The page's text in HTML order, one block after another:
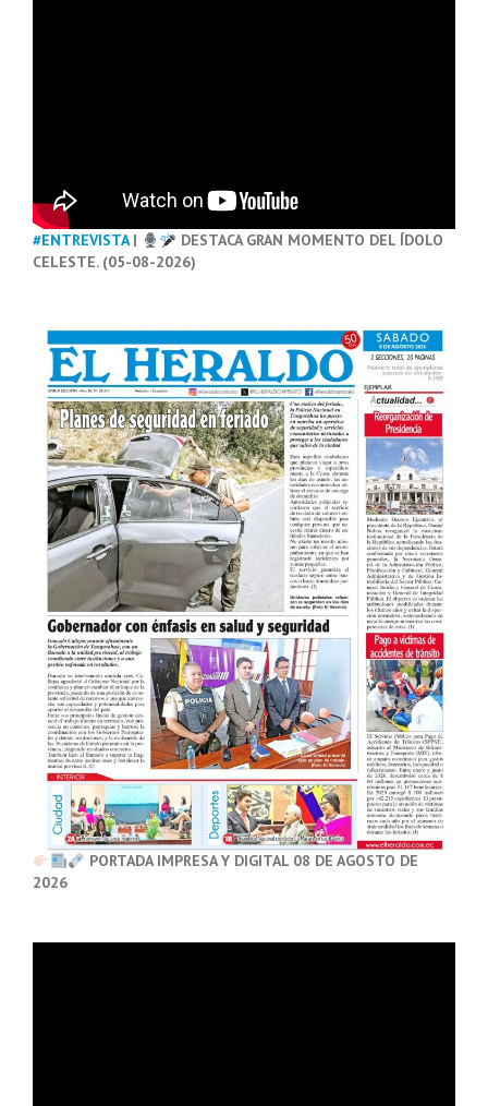
#ENTREVISTA|
DESTACA GRAN MOMENTO DEL ÍDOLO
CELESTE. (05-08-2026)
PORTADA IMPRESA Y DIGITAL 08 DE AGOSTO DE
2026